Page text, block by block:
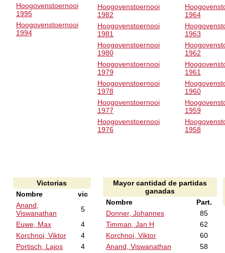
Hoogovenstoernooi
1995
Hoogovenstoernooi
1994
Hoogovenstoernooi
1982
Hoogovenstoernooi
1981
Hoogovenstoernooi
1980
Hoogovenstoernooi
1979
Hoogovenstoernooi
1978
Hoogovenstoernooi
1977
Hoogovenstoernooi
1976
1964
1963
1962
1961
1960
1959
1958
Victorias
Nombre
vic
Anand,
Viswanathan
5
Euwe, Max
4
Korchnoi, Viktor
4
Portisch, Lajos
4
Mayor cantidad de partidas
ganadas
Nombre
Part.
Donner, Johannes
85
Timman, Jan H
62
Korchnoi, Viktor
60
Anand, Viswanathan
58